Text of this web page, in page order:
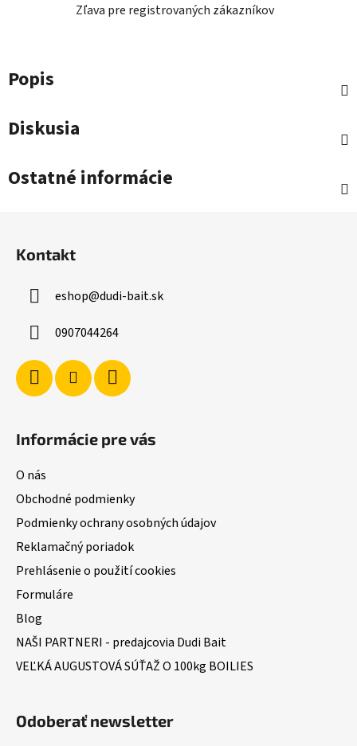
Zľava pre registrovaných zákazníkov
Popis
Diskusia
Ostatné informácie
Kontakt
eshop@dudi-bait.sk
0907044264
Informácie pre vás
O nás
Obchodné podmienky
Podmienky ochrany osobných údajov
Reklamačný poriadok
Prehlásenie o použití cookies
Formuláre
Blog
NAŠI PARTNERI - predajcovia Dudi Bait
VEĽKÁ AUGUSTOVÁ SÚŤAŽ O 100kg BOILIES
Odoberať newsletter